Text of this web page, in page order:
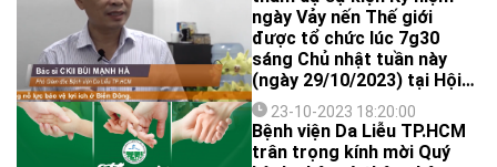
HCM thực hiện.
ngày Vảy nến Thế giới
được tổ chức lúc 7g30
sáng Chủ nhật tuần này
(ngày 29/10/2023) tại Hội
trường A - Bệnh viện Da
Liễu TP.HCM để được các
bác sĩ tầm soát sớm viêm
23-10-2023 18:20:00
Bệnh viện Da Liễu TP.HCM
trân trọng kính mời Quý